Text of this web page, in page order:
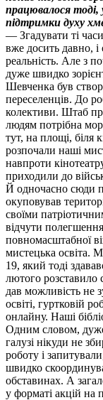
працювалося тоді,
підтримки духу
— Згадувати ті
вже досить давно,
реальність. Але з
дуже швидко
Шевченка був
переселенців. До
колективи. Штаб
людям потрібна
тут, на площі, біля
розпочали наші
навпроти
приходили до
Й одночасно сюди
окуповував
своїми
відчути
повномасштабної
мистецька освіта.
19, який тоді
лютого розставило
дав можливість не
освіті, гуртковій
онлайну. Наші
Одним словом,
галузі нікуди не
роботу і
швидко
обставинах. А
у форматі акцій на